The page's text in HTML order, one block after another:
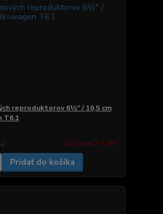
reproduktorov 6½" / 16,5 cm
T6.1
Zvyčajne 2-7 dni.
Pridať do košíka